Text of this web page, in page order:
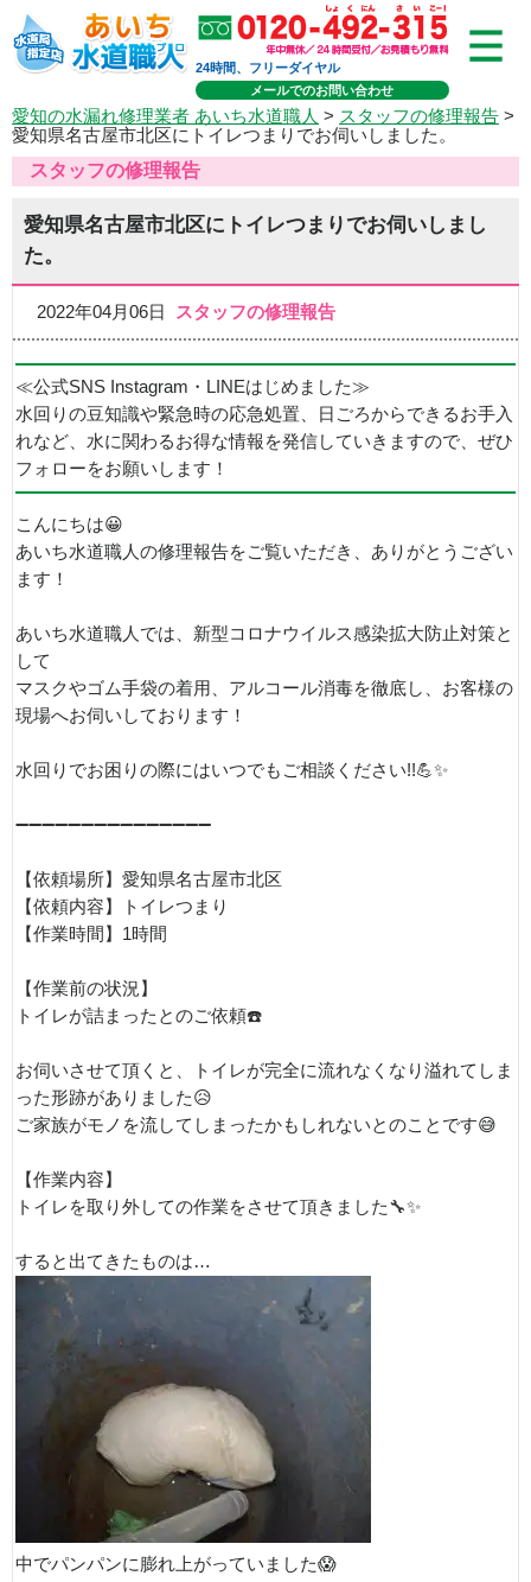
24時間、フリーダイヤル
メールでのお問い合わせ
愛知の水漏れ修理業者 あいち水道職人 > スタッフの修理報告 >
愛知県名古屋市北区にトイレつまりでお伺いしました。
スタッフの修理報告
愛知県名古屋市北区にトイレつまりでお伺いしまし
た。
2022年04月06日 スタッフの修理報告
≪公式SNS Instagram・LINEはじめました≫
水回りの豆知識や緊急時の応急処置、日ごろからできるお手入
れなど、水に関わるお得な情報を発信していきますので、ぜひ
フォローをお願いします！
こんにちは😀
あいち水道職人の修理報告をご覧いただき、ありがとうござい
ます！
あいち水道職人では、新型コロナウイルス感染拡大防止対策と
して
マスクやゴム手袋の着用、アルコール消毒を徹底し、お客様の
現場へお伺いしております！
水回りでお困りの際にはいつでもご相談ください!!💪✨
➖➖➖➖➖➖➖➖➖➖➖➖➖➖➖
【依頼場所】愛知県名古屋市北区
【依頼内容】トイレつまり
【作業時間】1時間
【作業前の状況】
トイレが詰まったとのご依頼☎️
お伺いさせて頂くと、トイレが完全に流れなくなり溢れてしま
った形跡がありました😥
ご家族がモノを流してしまったかもしれないとのことです😅
【作業内容】
トイレを取り外しての作業をさせて頂きました🔧✨
すると出てきたものは…
中でパンパンに膨れ上がっていました😱